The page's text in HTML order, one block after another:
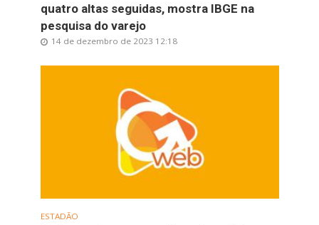
quatro altas seguidas, mostra IBGE na
pesquisa do varejo
14 de dezembro de 2023 12:18
ESTADÃO